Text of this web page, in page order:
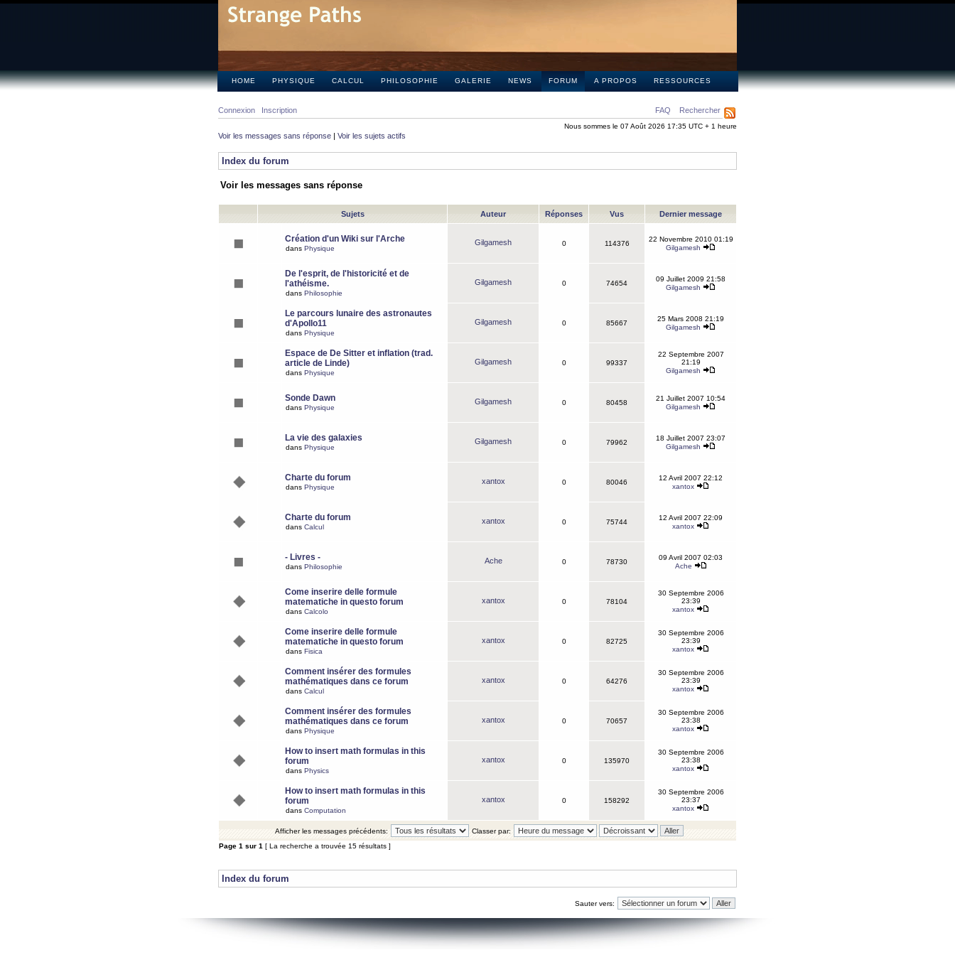
HOME PHYSIQUE CALCUL PHILOSOPHIE GALERIE NEWS FORUM A PROPOS RESSOURCES
FAQ Rechercher
Connexion Inscription
Nous sommes le 07 Août 2026 17:35 UTC + 1 heure
Voir les messages sans réponse | Voir les sujets actifs
Index du forum
Voir les messages sans réponse
Sujets Auteur Réponses Vus Dernier message
Création d'un Wiki sur l'Arche
dans Physique
Gilgamesh 0 114376
22 Novembre 2010 01:19
Gilgamesh
De l'esprit, de l'historicité et de
l'athéisme.
dans Philosophie
Gilgamesh 0 74654
09 Juillet 2009 21:58
Gilgamesh
Le parcours lunaire des astronautes
d'Apollo11
dans Physique
Gilgamesh 0 85667
25 Mars 2008 21:19
Gilgamesh
Espace de De Sitter et inflation (trad.
article de Linde)
dans Physique
Gilgamesh 0 99337
22 Septembre 2007
21:19
Gilgamesh
Sonde Dawn
dans Physique
Gilgamesh 0 80458
21 Juillet 2007 10:54
Gilgamesh
La vie des galaxies
dans Physique
Gilgamesh 0 79962
18 Juillet 2007 23:07
Gilgamesh
Charte du forum
dans Physique
xantox 0 80046
12 Avril 2007 22:12
xantox
Charte du forum
dans Calcul
xantox 0 75744
12 Avril 2007 22:09
xantox
- Livres -
dans Philosophie
Ache 0 78730
09 Avril 2007 02:03
Ache
Come inserire delle formule
matematiche in questo forum
dans Calcolo
xantox 0 78104
30 Septembre 2006
23:39
xantox
Come inserire delle formule
matematiche in questo forum
dans Fisica
xantox 0 82725
30 Septembre 2006
23:39
xantox
Comment insérer des formules
mathématiques dans ce forum
dans Calcul
xantox 0 64276
30 Septembre 2006
23:39
xantox
Comment insérer des formules
mathématiques dans ce forum
dans Physique
xantox 0 70657
30 Septembre 2006
23:38
xantox
How to insert math formulas in this
forum
dans Physics
xantox 0 135970
30 Septembre 2006
23:38
xantox
How to insert math formulas in this
forum
dans Computation
xantox 0 158292
30 Septembre 2006
23:37
xantox
Afficher les messages précédents:
Classer par:
Page 1 sur 1 [ La recherche a trouvée 15 résultats ]
Index du forum
Sauter vers: